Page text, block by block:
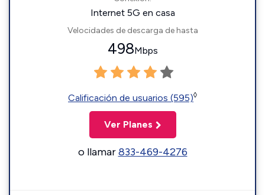
Internet 5G en casa
Velocidades de descarga de hasta
498Mbps
Calificación de usuarios (595)◊
Ver Planes
o llamar833-469-4276